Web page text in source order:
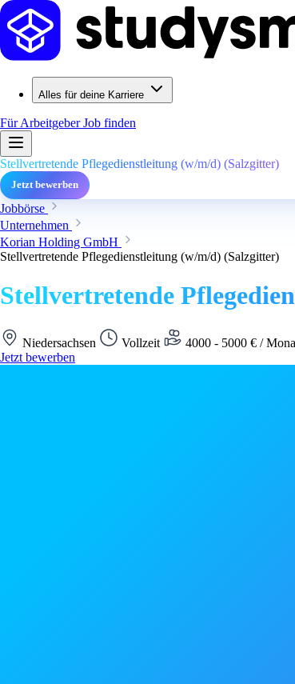
Alles für deine Karriere
Für ArbeitgeberJob finden
Stellvertretende Pflegedienstleitung (w/m/d) (Salzgitter)
Jetzt bewerben
Jobbörse
Unternehmen
Korian Holding GmbH
Stellvertretende Pflegedienstleitung (w/m/d) (Salzgitter)
Stellvertretende
Niedersachsen Vollzeit 4000 - 5000 € /
Jetzt bewerben